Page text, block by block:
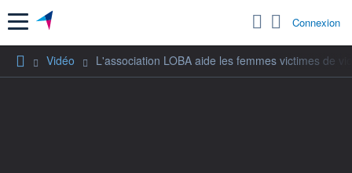
Menu Connexion
Vidéo L'association LOBA aide les femmes victimes de